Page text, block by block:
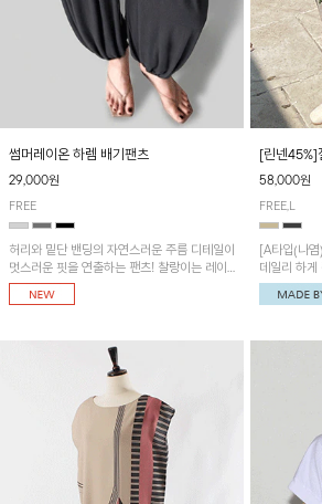
썸머레이온 하렘 배기팬츠
29,000원
FREE
허리와 밑단 밴딩의 자연스러운 주름 디테일이
멋스러운 핏을 연출하는 팬츠! 찰랑이는 레이
온 소재로 가볍고 시원하게 착용되며, 여유로
운 실루엣으로 활동성이 좋아 데일리 하게 즐
[린넨45%]
58,000원
FREE,L
[A타입(나
데일리 하게
되었어요~
니크하며 포